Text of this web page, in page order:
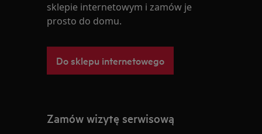
sklepie internetowym i zamów je
prosto do domu.
Do sklepu internetowego
Zamów wizytę serwisową